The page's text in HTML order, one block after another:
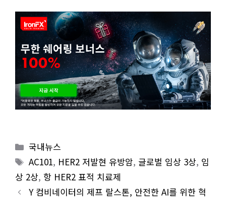
Categories
국내뉴스
Tags
AC101, HER2 저발현 유방암, 글로벌 임상 3상, 임
상 2상, 항 HER2 표적 치료제
Y 컴비네이터의 제프 랄스톤, 안전한 AI를 위한 혁